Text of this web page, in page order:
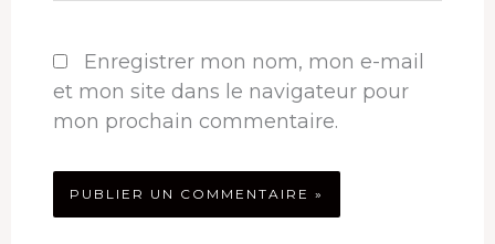
Enregistrer mon nom, mon e-mail
et mon site dans le navigateur pour
mon prochain commentaire.